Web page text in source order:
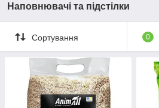
Наповнювачі та підстілки
Сортування 0